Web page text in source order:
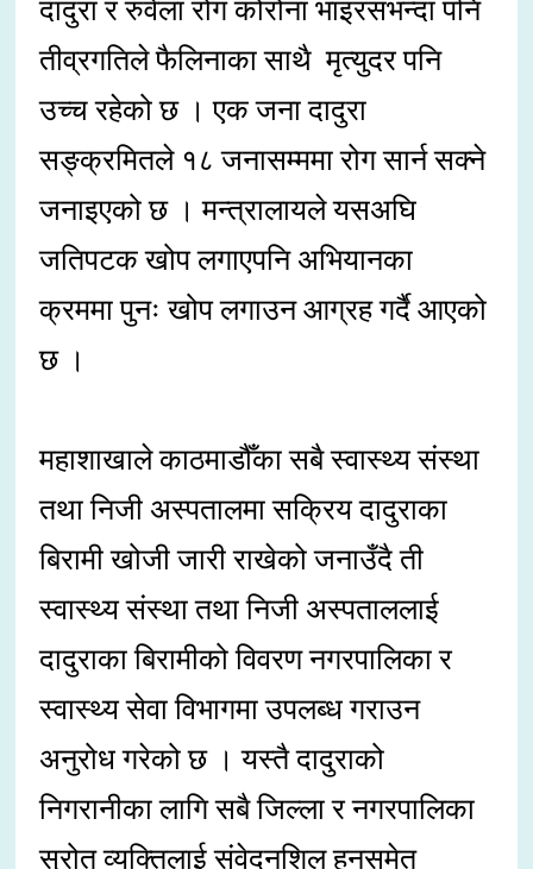
दादुरा र रुवेला रोग कोरोना भाइरसभन्दा पनि
तीव्रगतिले फैलिनाका साथै मृत्युदर पनि
उच्च रहेको छ । एक जना दादुरा
सङ्क्रमितले १८ जनासम्ममा रोग सार्न सक्ने
जनाइएको छ । मन्त्रालायले यसअघि
जतिपटक खोप लगाएपनि अभियानका
क्रममा पुनः खोप लगाउन आग्रह गर्दै आएको
छ ।
महाशाखाले काठमाडौँका सबै स्वास्थ्य संस्था
तथा निजी अस्पतालमा सक्रिय दादुराका
बिरामी खोजी जारी राखेको जनाउँदै ती
स्वास्थ्य संस्था तथा निजी अस्पताललाई
दादुराका बिरामीको विवरण नगरपालिका र
स्वास्थ्य सेवा विभागमा उपलब्ध गराउन
अनुरोध गरेको छ । यस्तै दादुराको
निगरानीका लागि सबै जिल्ला र नगरपालिका
स्रोत व्यक्तिलाई संवेदनशिल हुनसमेत